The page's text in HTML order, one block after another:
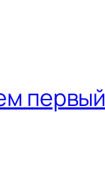
первый